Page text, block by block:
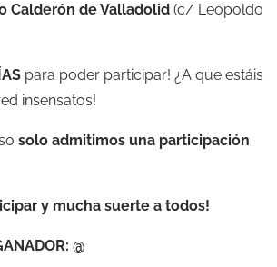
Calderón de Valladolid (c/ Leopoldo
para poder participar! ¿A que estáis
insensatos!
solo admitimos una participación
y mucha suerte a todos!
@